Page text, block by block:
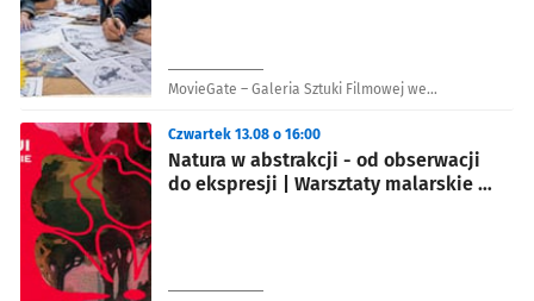
MovieGate – Galeria Sztuki Filmowej we
Natura w abstrakcji - od obserwacji
do ekspresji | Warsztaty malarskie |
Czwartek 13.08 o 16:00